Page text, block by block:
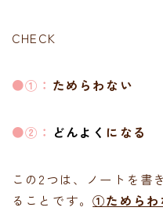
CHECK
●①： ためらわない
●②： どんよく になる
この2つは、ノートを書
ることです。①ためらわ